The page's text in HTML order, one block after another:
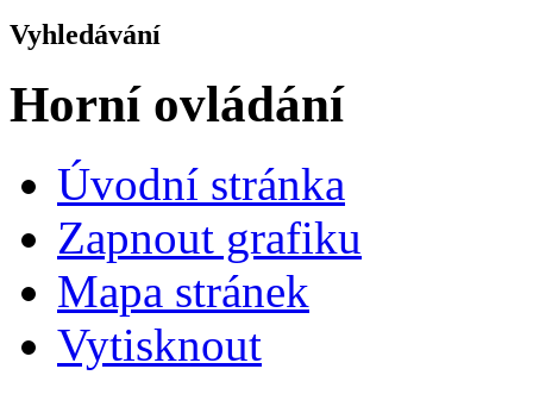
Vyhledávání
Horní ovládání
Úvodní stránka
Zapnout grafiku
Mapa stránek
Vytisknout